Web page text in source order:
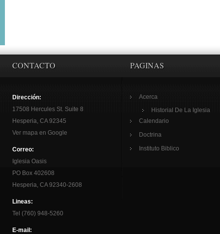
CONTACTO
Dirección:
17508 Hercules St. Suite 8
Hesperia, CA 92345
Ver mapa en Google
Correo:
Iglesia Oasis
PO Box 402608
Hesperia, CA 92340-2608
Lineas:
Tel (760) 948-5260
E-mail:
PAGINAS
Acerca
Historial De La Iglesia
Calendario
Doctrina
Instituto Biblico